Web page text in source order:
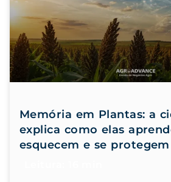
Memória em Plantas: a
explica como elas
esquecem e se protegem